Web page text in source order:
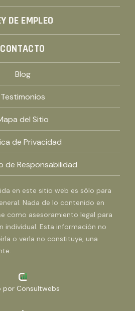
DE EMPLEO
CONTACTO
Blog
Testimonios
del Sitio
de Privacidad
de Responsabilidad
en este sitio web es sólo para
Nada de lo contenido en
como asesoramiento legal para
individual. Esta información no
o verla no constituye, una
por Consultwebs